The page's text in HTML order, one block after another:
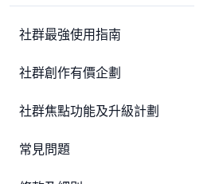
社群最強使用指南
社群創作有價企劃
社群焦點功能及升級計劃
常見問題